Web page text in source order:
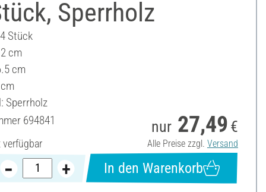
Sperrholz
Stück
cm
cm
Sperrholz
694841
verfügbar
nur 27,49 €
Alle Preise zzgl. Versand
In den Warenkorb